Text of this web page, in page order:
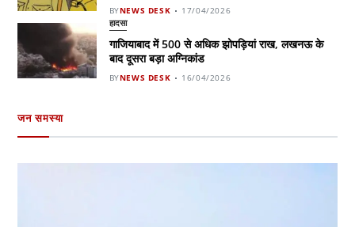
BYNEWS DESK 17/04/2026
हादसा
गाजियाबाद में 500 से अधिक झोपड़ियां राख, लखनऊ के
बाद दूसरा बड़ा अग्निकांड
BYNEWS DESK 16/04/2026
जन समस्या